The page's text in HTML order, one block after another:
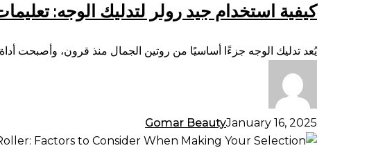
جيد
لتدليك
الوجه:
تعليمات
خطوة
بخطوة
كيفية استخدام جيد رولر لتدليك الوجه:
يُعد تدليك الوجه جزءًا أساسيًا من روتين الجمال منذ قرون، وأصبحت
Gomar BeautyJanuary 16, 2025
اختيار